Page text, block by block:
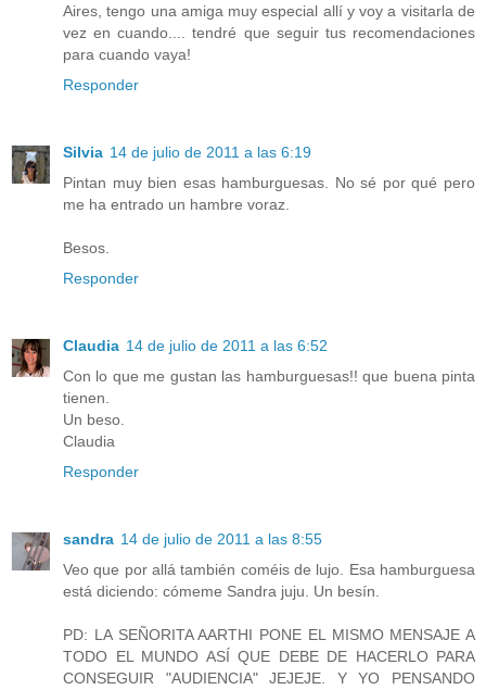
Aires, tengo una amiga muy especial allí y voy a visitarla de
vez en cuando.... tendré que seguir tus recomendaciones
para cuando vaya!
Responder
Silvia 14 de julio de 2011 a las 6:19
Pintan muy bien esas hamburguesas. No sé por qué pero
me ha entrado un hambre voraz.
Besos.
Responder
Claudia 14 de julio de 2011 a las 6:52
Con lo que me gustan las hamburguesas!! que buena pinta
tienen.
Un beso.
Claudia
Responder
sandra 14 de julio de 2011 a las 8:55
Veo que por allá también coméis de lujo. Esa hamburguesa
está diciendo: cómeme Sandra juju. Un besín.
PD: LA SEÑORITA AARTHI PONE EL MISMO MENSAJE A
TODO EL MUNDO ASÍ QUE DEBE DE HACERLO PARA
CONSEGUIR "AUDIENCIA" JEJEJE. Y YO PENSANDO